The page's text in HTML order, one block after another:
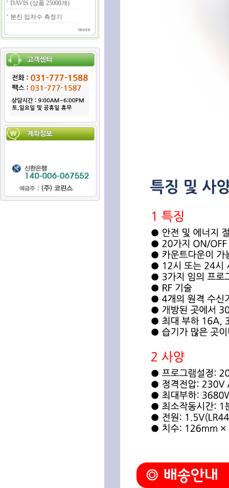
DAVIS (상품 25000개)
분진 입자수 측정기
more